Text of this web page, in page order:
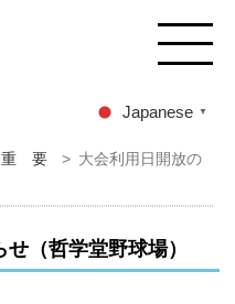
Japanese ▼
重 要 > 大会利用日開放の
（哲学堂野球場）